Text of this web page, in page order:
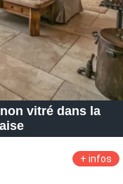
vitré dans la
+ infos